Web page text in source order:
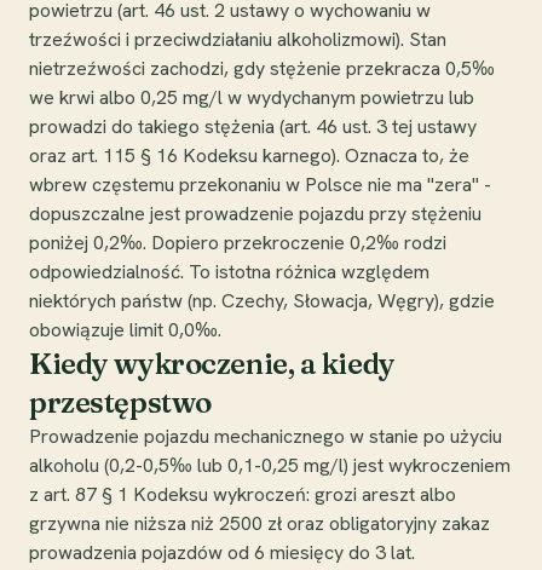
powietrzu (art. 46 ust. 2 ustawy o wychowaniu w
trzeźwości i przeciwdziałaniu alkoholizmowi). Stan
nietrzeźwości zachodzi, gdy stężenie przekracza 0,5‰
we krwi albo 0,25 mg/l w wydychanym powietrzu lub
prowadzi do takiego stężenia (art. 46 ust. 3 tej ustawy
oraz art. 115 § 16 Kodeksu karnego). Oznacza to, że
wbrew częstemu przekonaniu w Polsce nie ma "zera" -
dopuszczalne jest prowadzenie pojazdu przy stężeniu
poniżej 0,2‰. Dopiero przekroczenie 0,2‰ rodzi
odpowiedzialność. To istotna różnica względem
niektórych państw (np. Czechy, Słowacja, Węgry), gdzie
obowiązuje limit 0,0‰.
Kiedy wykroczenie, a kiedy
przestępstwo
Prowadzenie pojazdu mechanicznego w stanie po użyciu
alkoholu (0,2-0,5‰ lub 0,1-0,25 mg/l) jest wykroczeniem
z art. 87 § 1 Kodeksu wykroczeń: grozi areszt albo
grzywna nie niższa niż 2500 zł oraz obligatoryjny zakaz
prowadzenia pojazdów od 6 miesięcy do 3 lat.